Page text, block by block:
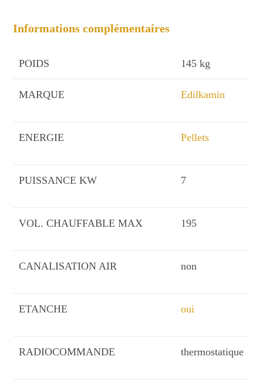
Informations complémentaires
POIDS 145 kg
MARQUE Edilkamin
ENERGIE Pellets
PUISSANCE KW 7
VOL. CHAUFFABLE MAX 195
CANALISATION AIR non
ETANCHE oui
RADIOCOMMANDE thermostatique